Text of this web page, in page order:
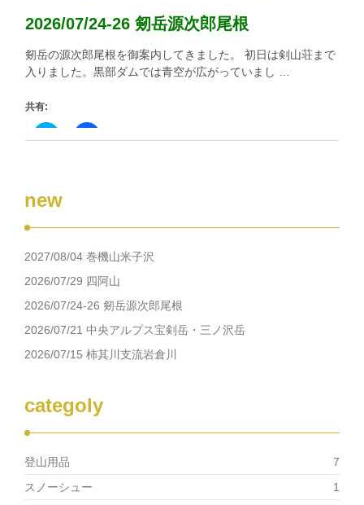
で
開
ま
す)
(新
し
ウ
ィ
ン
き
ま
2026/07/24-26 剱岳源次郎尾根
剱岳の源次郎尾根を御案内してきました。 初日は剣山荘まで
入りました。黒部ダムでは青空が広がっていまし …
共有:
ク
リ
Twitter
で
有
し
い
ィ
ド
ウ
で
開
ま
Facebook
で
リ
ク
し
く
だ
さ
い
(新
し
ウ
で
開
き
new
2027/08/04 巻機山米子沢
2026/07/29 四阿山
2026/07/24-26 剱岳源次郎尾根
2026/07/21 中央アルプス宝剣岳・三ノ沢岳
2026/07/15 柿其川支流岩倉川
categoly
登山用品
7
スノーシュー
1